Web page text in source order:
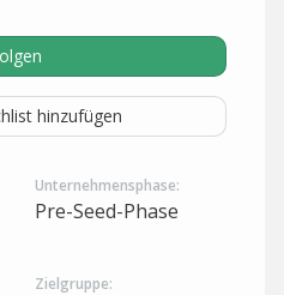
hinzufügen
Unternehmensphase:
Pre-Seed-Phase
Zielgruppe: